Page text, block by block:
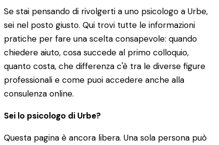
Se stai pensando di rivolgerti a uno psicologo a Urbe,
sei nel posto giusto. Qui trovi tutte le informazioni
pratiche per fare una scelta consapevole: quando
chiedere aiuto, cosa succede al primo colloquio,
quanto costa, che differenza c'è tra le diverse figure
professionali e come puoi accedere anche alla
consulenza online.
Sei lo psicologo di Urbe?
Questa pagina è ancora libera. Una sola persona può